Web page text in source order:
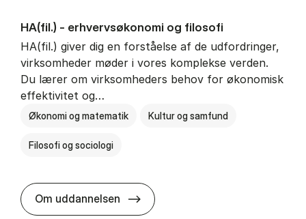
HA(fil.) - erhvervs­økonomi og fi­lo­so­fi
HA(fil.) giver dig en forståelse af de udfordringer,
virksomheder møder i vores komplekse verden.
Du lærer om virksomheders behov for økonomisk
effektivitet og…
Økonomi og matematik Kultur og samfund
Filosofi og sociologi
Om uddannelsen HA(fil.) - erhvervs­økonomi og